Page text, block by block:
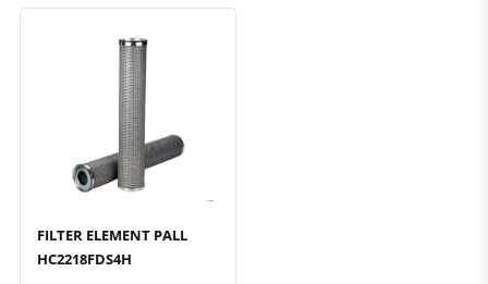
Быстрый просмотр
Добавить к сравнению
Добавить в избранное
FILTER ELEMENT PALL
HC2218FDS4H